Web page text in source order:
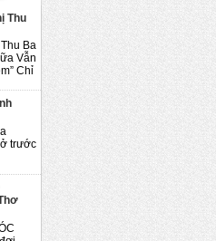
Thu
Ba
Vẫn
Chỉ
trước